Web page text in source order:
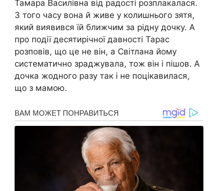
Тамара Василівна від радості розплакалася.
З того часу вона й живе у колишнього зятя,
який виявився їй ближчим за рідну дочку. А
про події десятирічної давності Тарас
розповів, що це не він, а Світлана йому
систематично зраджувала, тож він і пішов. А
дочка жодного разу так і не поцікавилася,
що з мамою.